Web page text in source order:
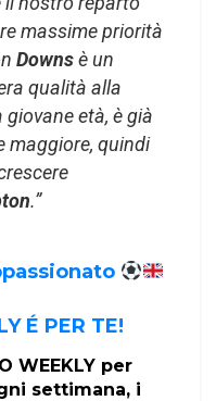
massime priorità
Downsè un
qualità alla
età, è già
maggiore, quindi
.”
É PER TE!
WEEKLY per
settimana, i